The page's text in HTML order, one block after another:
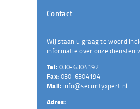
Contact
Wij staan u graag te woord
informatie over onze diensten
Tel: 030-6304192
Fax: 030-6304194
Mail: info@securityxpert.nl
Adres: